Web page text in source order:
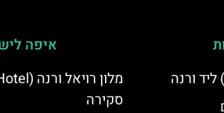
איפה
סקירה